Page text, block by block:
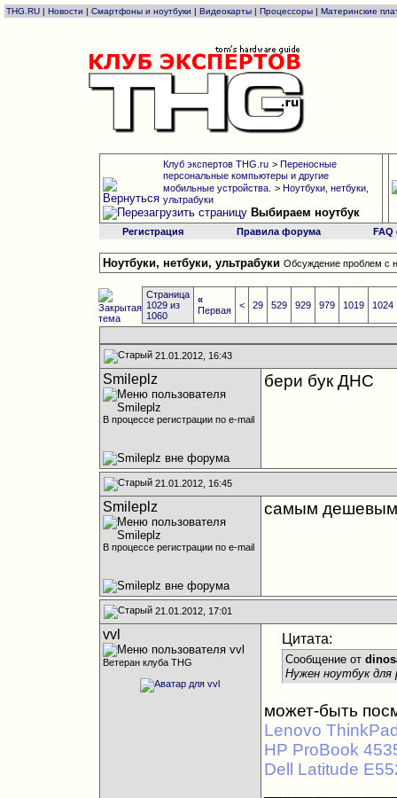
THG.RU | Новости | Смартфоны и ноутбуки | Видеокарты | Процессоры | Материнские
Клуб экспертов THG.ru > Переносные
персональные компьютеры и другие
мобильные устройства. > Ноутбуки, нетбуки,
ультрабуки
Выбираем ноутбук
Регистрация Правила форума
Ноутбуки, нетбуки, ультрабуки Обсуждение проблем с
Страница
1029 из
1060
«
Первая
< 29 529 929 979 1019 1024
21.01.2012, 16:43
Smileplz
В процессе регистрации по e-mail
бери бук ДНС
21.01.2012, 16:45
Smileplz
В процессе регистрации по e-mail
самым
21.01.2012, 17:01
vvl
Ветеран клуба THG
Цитата:
Сообщение от
Нужен ноутбук для
может-быть
Lenovo
HP ProBook
Dell Latitude